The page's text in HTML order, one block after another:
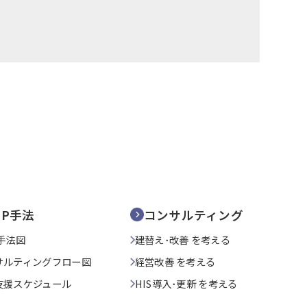
手法
法図
ルティングフロー図
援スケジュール
コンサルティング
建替え･改善 を考える
経営改善 を考える
HIS導入･更新 を考える